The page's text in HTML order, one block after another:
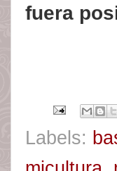
fuera
Labels: